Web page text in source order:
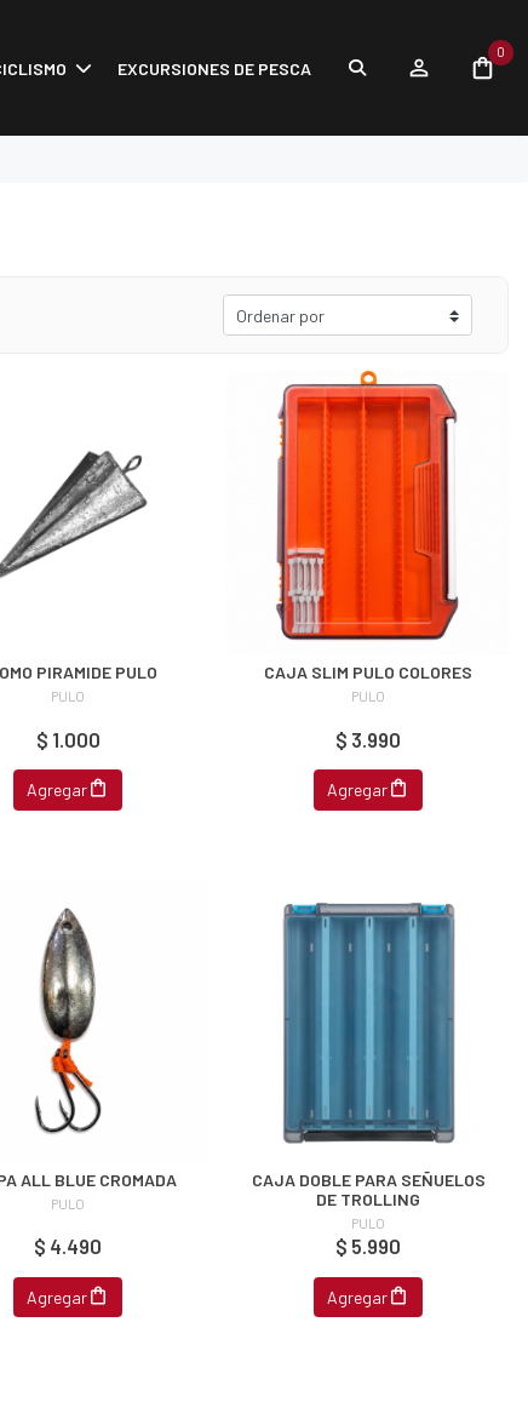
EXCURSIONES DE PESCA
0
PIRAMIDE PULO
PULO
$ 1.000
Agregar
CAJA SLIM PULO COLORES
PULO
$ 3.990
Agregar
ALL BLUE CROMADA
PULO
$ 4.490
Agregar
CAJA DOBLE PARA SEÑUELOS
DE TROLLING
PULO
$ 5.990
Agregar